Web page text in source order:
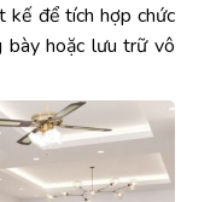
kế để tích hợp chức
bày hoặc lưu trữ vô